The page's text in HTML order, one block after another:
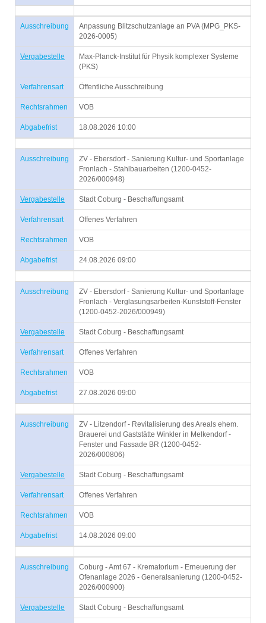
Ausschreibung
Anpassung Blitzschutzanlage an PVA (MPG_PKS-
2026-0005)
Vergabestelle
Max-Planck-Institut für Physik komplexer Systeme
(PKS)
Verfahrensart Öffentliche Ausschreibung
Rechtsrahmen VOB
Abgabefrist 18.08.2026 10:00
Ausschreibung
ZV - Ebersdorf - Sanierung Kultur- und Sportanlage
Fronlach - Stahlbauarbeiten (1200-0452-
2026/000948)
Vergabestelle Stadt Coburg - Beschaffungsamt
Verfahrensart Offenes Verfahren
Rechtsrahmen VOB
Abgabefrist 24.08.2026 09:00
Ausschreibung
ZV - Ebersdorf - Sanierung Kultur- und Sportanlage
Fronlach - Verglasungsarbeiten-Kunststoff-Fenster
(1200-0452-2026/000949)
Vergabestelle Stadt Coburg - Beschaffungsamt
Verfahrensart Offenes Verfahren
Rechtsrahmen VOB
Abgabefrist 27.08.2026 09:00
Ausschreibung
ZV - Litzendorf - Revitalisierung des Areals ehem.
Brauerei und Gaststätte Winkler in Melkendorf -
Fenster und Fassade BR (1200-0452-
2026/000806)
Vergabestelle Stadt Coburg - Beschaffungsamt
Verfahrensart Offenes Verfahren
Rechtsrahmen VOB
Abgabefrist 14.08.2026 09:00
Ausschreibung
Coburg - Amt 67 - Krematorium - Erneuerung der
Ofenanlage 2026 - Generalsanierung (1200-0452-
2026/000900)
Vergabestelle Stadt Coburg - Beschaffungsamt